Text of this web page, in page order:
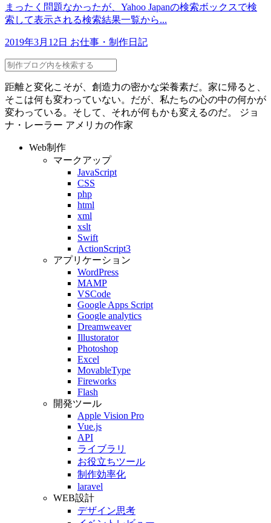
まったく問題なかったが、Yahoo Japanの検索ボックスで検
索して表示される検索結果一覧から...
2019年3月12日 お仕事・制作日記
距離と変化こそが、創造力の密かな栄養素だ。家に帰ると、
そこは何も変わっていない。だが、私たちの心の中の何かが
変わっている。そして、それが何もかも変えるのだ。
ジョ
ナ・レーラー アメリカの作家
Web制作
マークアップ
JavaScript
CSS
php
html
xml
xslt
Swift
ActionScript3
アプリケーション
WordPress
MAMP
VSCode
Google Apps Script
Google analytics
Dreamweaver
Illustorator
Photoshop
Excel
MovableType
Fireworks
Flash
開発ツール
Apple Vision Pro
Vue.js
API
ライブラリ
お役立ちツール
制作効率化
laravel
WEB設計
デザイン思考